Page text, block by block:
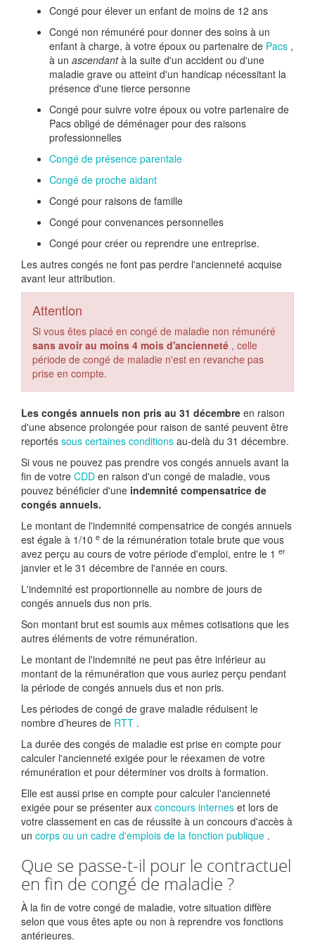
Congé pour élever un enfant de moins de 12 ans
Congé non rémunéré pour donner des soins à un
enfant à charge, à votre époux ou partenaire de Pacs ,
à un ascendant à la suite d'un accident ou d'une
maladie grave ou atteint d'un handicap nécessitant la
présence d'une tierce personne
Congé pour suivre votre époux ou votre partenaire de
Pacs obligé de déménager pour des raisons
professionnelles
Congé de présence parentale
Congé de proche aidant
Congé pour raisons de famille
Congé pour convenances personnelles
Congé pour créer ou reprendre une entreprise.
Les autres congés ne font pas perdre l'ancienneté acquise
avant leur attribution.
Attention
Si vous êtes placé en congé de maladie non rémunéré
sans avoir au moins 4 mois d'ancienneté , celle
période de congé de maladie n'est en revanche pas
prise en compte.
Les congés annuels non pris au 31 décembre en raison
d'une absence prolongée pour raison de santé peuvent être
reportés sous certaines conditions au-delà du 31 décembre.
Si vous ne pouvez pas prendre vos congés annuels avant la
fin de votre CDD en raison d'un congé de maladie, vous
pouvez bénéficier d'une indemnité compensatrice de
congés annuels.
Le montant de l'indemnité compensatrice de congés annuels
est égale à 1/10 e de la rémunération totale brute que vous
avez perçu au cours de votre période d'emploi, entre le 1 er
janvier et le 31 décembre de l'année en cours.
L'indemnité est proportionnelle au nombre de jours de
congés annuels dus non pris.
Son montant brut est soumis aux mêmes cotisations que les
autres éléments de votre rémunération.
Le montant de l'indemnité ne peut pas être inférieur au
montant de la rémunération que vous auriez perçu pendant
la période de congés annuels dus et non pris.
Les périodes de congé de grave maladie réduisent le
nombre d’heures de RTT .
La durée des congés de maladie est prise en compte pour
calculer l'ancienneté exigée pour le réexamen de votre
rémunération et pour déterminer vos droits à formation.
Elle est aussi prise en compte pour calculer l'ancienneté
exigée pour se présenter aux concours internes et lors de
votre classement en cas de réussite à un concours d'accès à
un corps ou un cadre d'emplois de la fonction publique .
Que se passe-t-il pour le contractuel
en fin de congé de maladie ?
À la fin de votre congé de maladie, votre situation diffère
selon que vous êtes apte ou non à reprendre vos fonctions
antérieures.